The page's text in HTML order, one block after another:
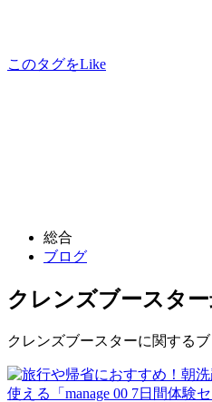
このタグをLike
総合
ブログ
クレンズブースター
クレンズブースターに関するブ